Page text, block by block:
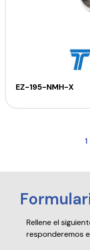
EZ-195-NMH-X
1
Rellene el
responderemos